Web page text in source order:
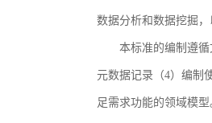
数据分析和数据挖掘
本标准的编制遵
元数据记录（4）编制
足需求功能的领域模